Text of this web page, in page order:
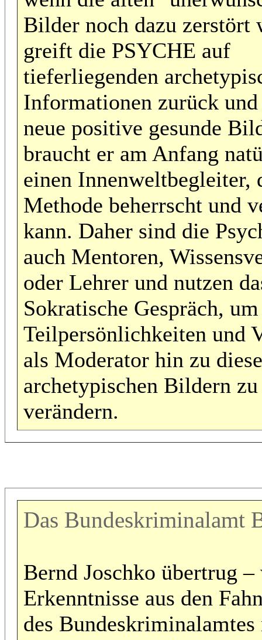
Bilder noch dazu zerstört
greift die PSYCHE auf
tieferliegenden
Informationen zurück
neue positive gesunde
braucht er am Anfang
einen Innenweltbegleiter,
Methode beherrscht und
kann. Daher sind die
auch Mentoren,
oder Lehrer und nutzen
Sokratische Gespräch, um
Teilpersönlichkeiten und
als Moderator hin zu
archetypischen Bildern zu
verändern.
Das Bundeskriminalamt
Bernd Joschko übertrug
Erkenntnisse aus den
des